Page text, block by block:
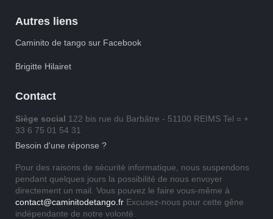
Autres liens
Caminito de tango sur Facebook
Brigitte Hilairet
Contact
Siège social 122 bis rue du Barbâtre - 51100 REIMS Tel = +
33 6 75 01 54 31
Besoin d'une réponse ?
Pour des raisons de sécurité informatique, nous suspendons
pendant quelques jours la possibilité de nous envoyer
directement un mail. Vous pouvez le faire vous-même à
contact@caminitodetango.fr Excusez-nous pour cette gêne
indépendante de notre volonté.